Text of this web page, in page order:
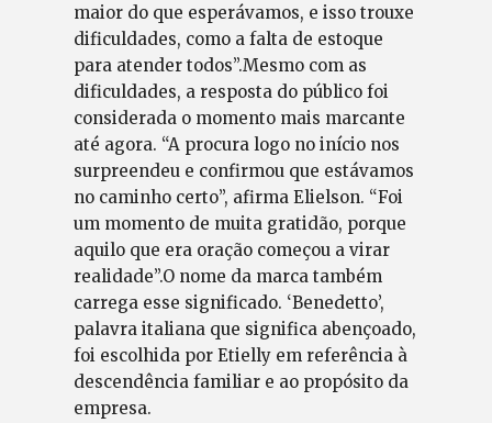
maior do que esperávamos, e isso trouxe
dificuldades, como a falta de estoque
para atender todos”.Mesmo com as
dificuldades, a resposta do público foi
considerada o momento mais marcante
até agora. “A procura logo no início nos
surpreendeu e confirmou que estávamos
no caminho certo”, afirma Elielson. “Foi
um momento de muita gratidão, porque
aquilo que era oração começou a virar
realidade”.O nome da marca também
carrega esse significado. ‘Benedetto’,
palavra italiana que significa abençoado,
foi escolhida por Etielly em referência à
descendência familiar e ao propósito da
empresa.